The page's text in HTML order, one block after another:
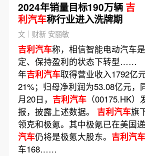
2024年销量目标190万辆 吉
利汽车称行业进入洗牌期
文｜财新 安丽敏
吉利汽车称，相信智能电动汽车
定、保持盈利的状态下转型……
年吉利汽车取得营业收入1792亿
21%；归母净利润为53.08亿元，
月20日， 吉利汽车（00175.HK）
报，披露上述数据。 吉利汽车旗
领克和极氪。其中极氪已在美国递
汽车仍将是极氪大股东。 吉利汽车
车168……